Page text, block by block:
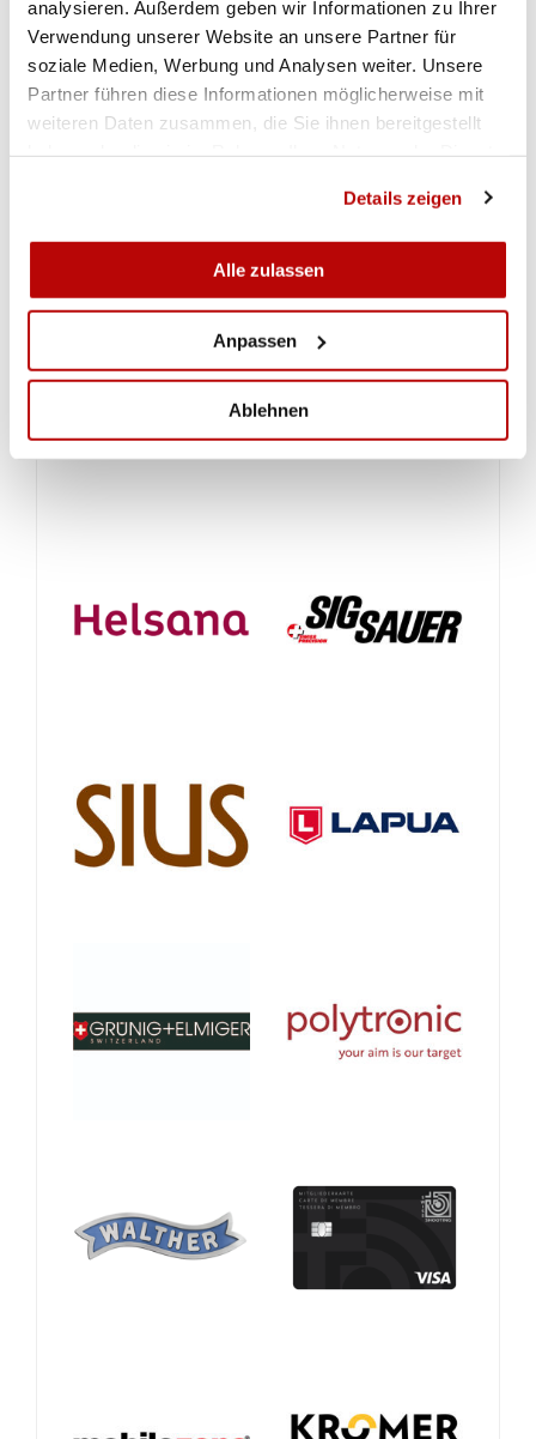
analysieren. Außerdem geben wir Informationen zu Ihrer
Verwendung unserer Website an unsere Partner für
soziale Medien, Werbung und Analysen weiter. Unsere
Partner führen diese Informationen möglicherweise mit
weiteren Daten zusammen, die Sie ihnen bereitgestellt
Details zeigen
Alle zulassen
Anpassen
Ablehnen
carabina 10m
3° posto
carabina 10m
2° posto
carabina 10m
4° posto
carabina 10m juniores U17
carabina 10m
FORNITORI
Sauer